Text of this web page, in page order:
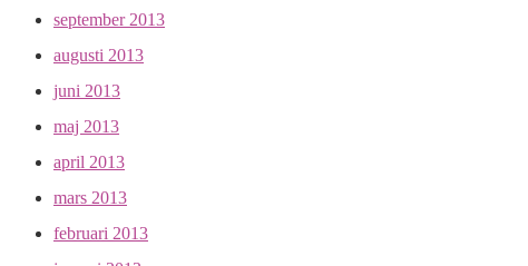
september 2013
augusti 2013
juni 2013
maj 2013
april 2013
mars 2013
februari 2013